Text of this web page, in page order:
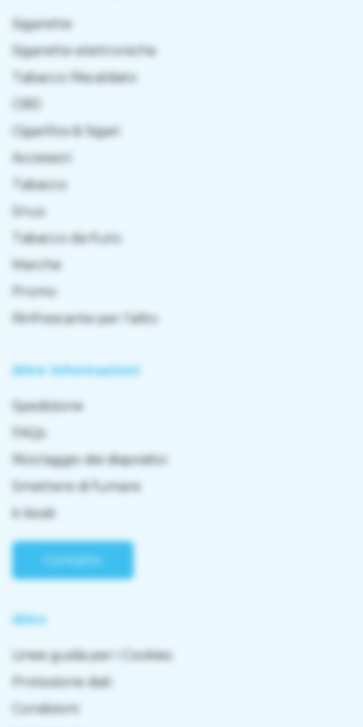
Sigarette
Sigarette elettroniche
Tabacco Riscaldato
CBD
Cigarillos & Sigari
Accessori
Tabacco
Snus
Tabacco da fiuto
Marche
Promo
Rinfrescante per l'alito
Altre informazioni
Spedizione
FAQs
Riciclaggio dei dispositivi
Smettere di fumare
k kiosk
Contatto
Altro
Linee guida per i Cookies
Protezione dati
Condizioni